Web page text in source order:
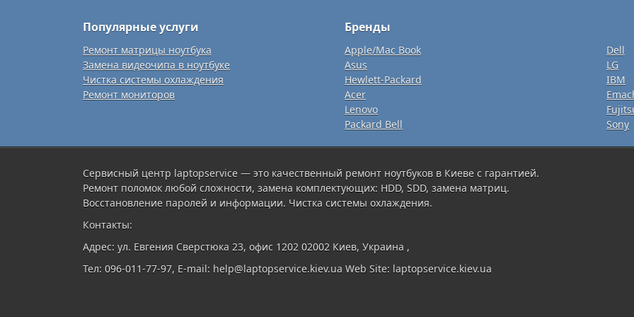
Популярные услуги Бренды
Ремонт матрицы ноутбука
Замена видеочипа в ноутбуке
Чистка системы охлаждения
Ремонт мониторов
Apple/Mac Book
Asus
Hewlett-Packard
Acer
Lenovo
Packard Bell
Dell
LG
IBM
Sony
Сервисный центр laptopservice — это качественный ремонт ноутбуков в Киеве с гарантией.
Ремонт поломок любой сложности, замена комплектующих: HDD, SDD, замена матриц.
Восстановление паролей и информации. Чистка системы охлаждения.
Контакты:
Адрес: ул. Евгения Сверстюка 23, офис 1202 02002 Киев, Украина ,
Тел: 096-011-77-97, E-mail: help@laptopservice.kiev.ua Web Site: laptopservice.kiev.ua